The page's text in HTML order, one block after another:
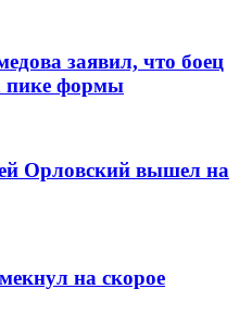
заявил, что боец
пике формы
Орловский вышел на
на скорое